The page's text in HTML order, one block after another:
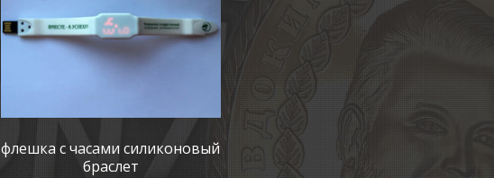
флешка с часами силиконовый
браслет